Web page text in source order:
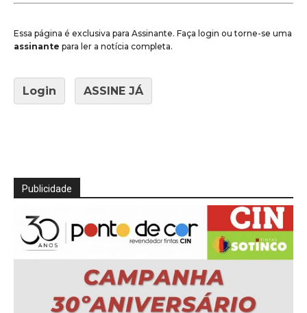
Essa página é exclusiva para Assinante. Faça login ou torne-se uma
assinante para ler a notícia completa.
Login ASSINE JÁ
Publicidade